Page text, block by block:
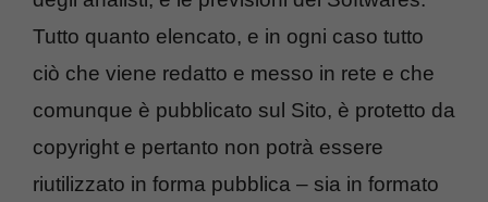
Tutto quanto elencato, e in ogni caso tutto
ciò che viene redatto e messo in rete e che
comunque è pubblicato sul Sito, è protetto da
copyright e pertanto non potrà essere
riutilizzato in forma pubblica – sia in formato